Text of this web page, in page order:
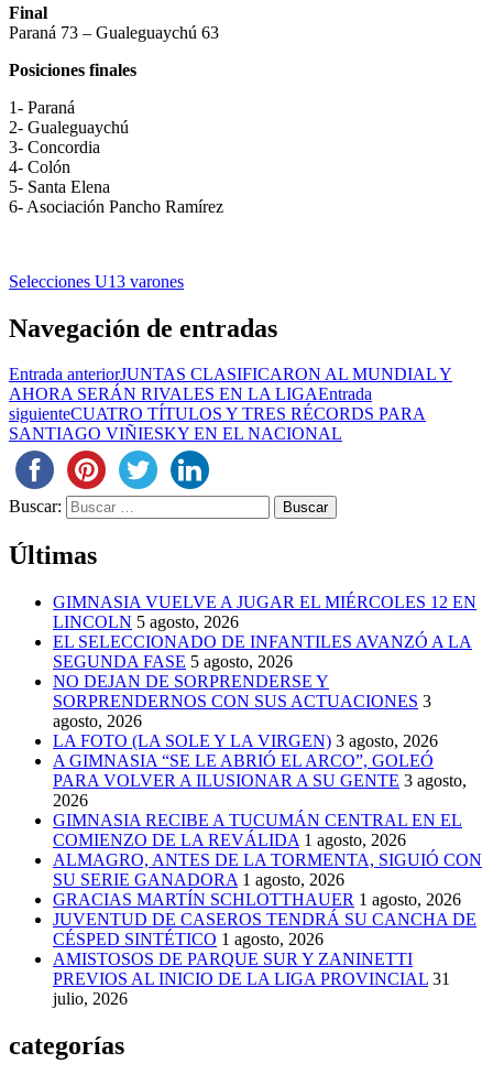
Final
Paraná 73 – Gualeguaychú 63
Posiciones finales
1- Paraná
2- Gualeguaychú
3- Concordia
4- Colón
5- Santa Elena
6- Asociación Pancho Ramírez
Selecciones U13 varones
Navegación de entradas
Entrada anteriorJUNTAS CLASIFICARON AL MUNDIAL Y
AHORA SERÁN RIVALES EN LA LIGAEntrada
siguienteCUATRO TÍTULOS Y TRES RÉCORDS PARA
SANTIAGO VIÑIESKY EN EL NACIONAL
Buscar:
Últimas
GIMNASIA VUELVE A JUGAR EL MIÉRCOLES 12 EN
LINCOLN 5 agosto, 2026
EL SELECCIONADO DE INFANTILES AVANZÓ A LA
SEGUNDA FASE 5 agosto, 2026
NO DEJAN DE SORPRENDERSE Y
SORPRENDERNOS CON SUS ACTUACIONES 3
agosto, 2026
LA FOTO (LA SOLE Y LA VIRGEN) 3 agosto, 2026
A GIMNASIA “SE LE ABRIÓ EL ARCO”, GOLEÓ
PARA VOLVER A ILUSIONAR A SU GENTE 3 agosto,
2026
GIMNASIA RECIBE A TUCUMÁN CENTRAL EN EL
COMIENZO DE LA REVÁLIDA 1 agosto, 2026
ALMAGRO, ANTES DE LA TORMENTA, SIGUIÓ CON
SU SERIE GANADORA 1 agosto, 2026
GRACIAS MARTÍN SCHLOTTHAUER 1 agosto, 2026
JUVENTUD DE CASEROS TENDRÁ SU CANCHA DE
CÉSPED SINTÉTICO 1 agosto, 2026
AMISTOSOS DE PARQUE SUR Y ZANINETTI
PREVIOS AL INICIO DE LA LIGA PROVINCIAL 31
julio, 2026
categorías